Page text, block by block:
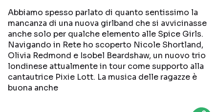
GOSSIP E CURIOSITÀ
TALENT SHOW
Seguici sui social
Abbiamo spesso parlato di quanto sentissimo la
mancanza di una nuova girlband che si avvicinasse
anche solo per qualche elemento alle Spice Girls.
Navigando in Rete ho scoperto Nicole Shortland,
Olivia Redmond e Isobel Beardshaw, un nuovo trio
londinese attualmente in tour come supporto alla
cantautrice Pixie Lott. La musica delle ragazze è
buona anche